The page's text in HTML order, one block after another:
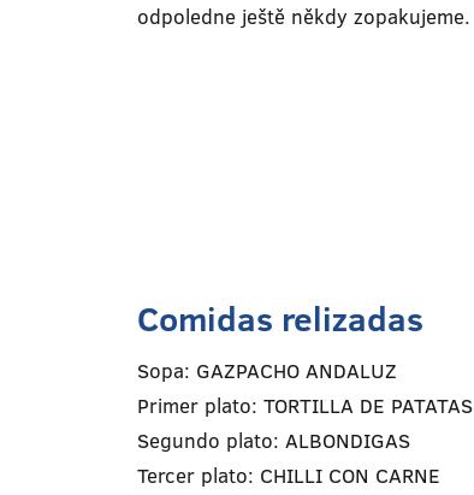
odpoledne ještě někdy zopakujeme.
Comidas relizadas
Sopa: GAZPACHO ANDALUZ
Primer plato: TORTILLA DE PATATAS
Segundo plato: ALBONDIGAS
Tercer plato: CHILLI CON CARNE